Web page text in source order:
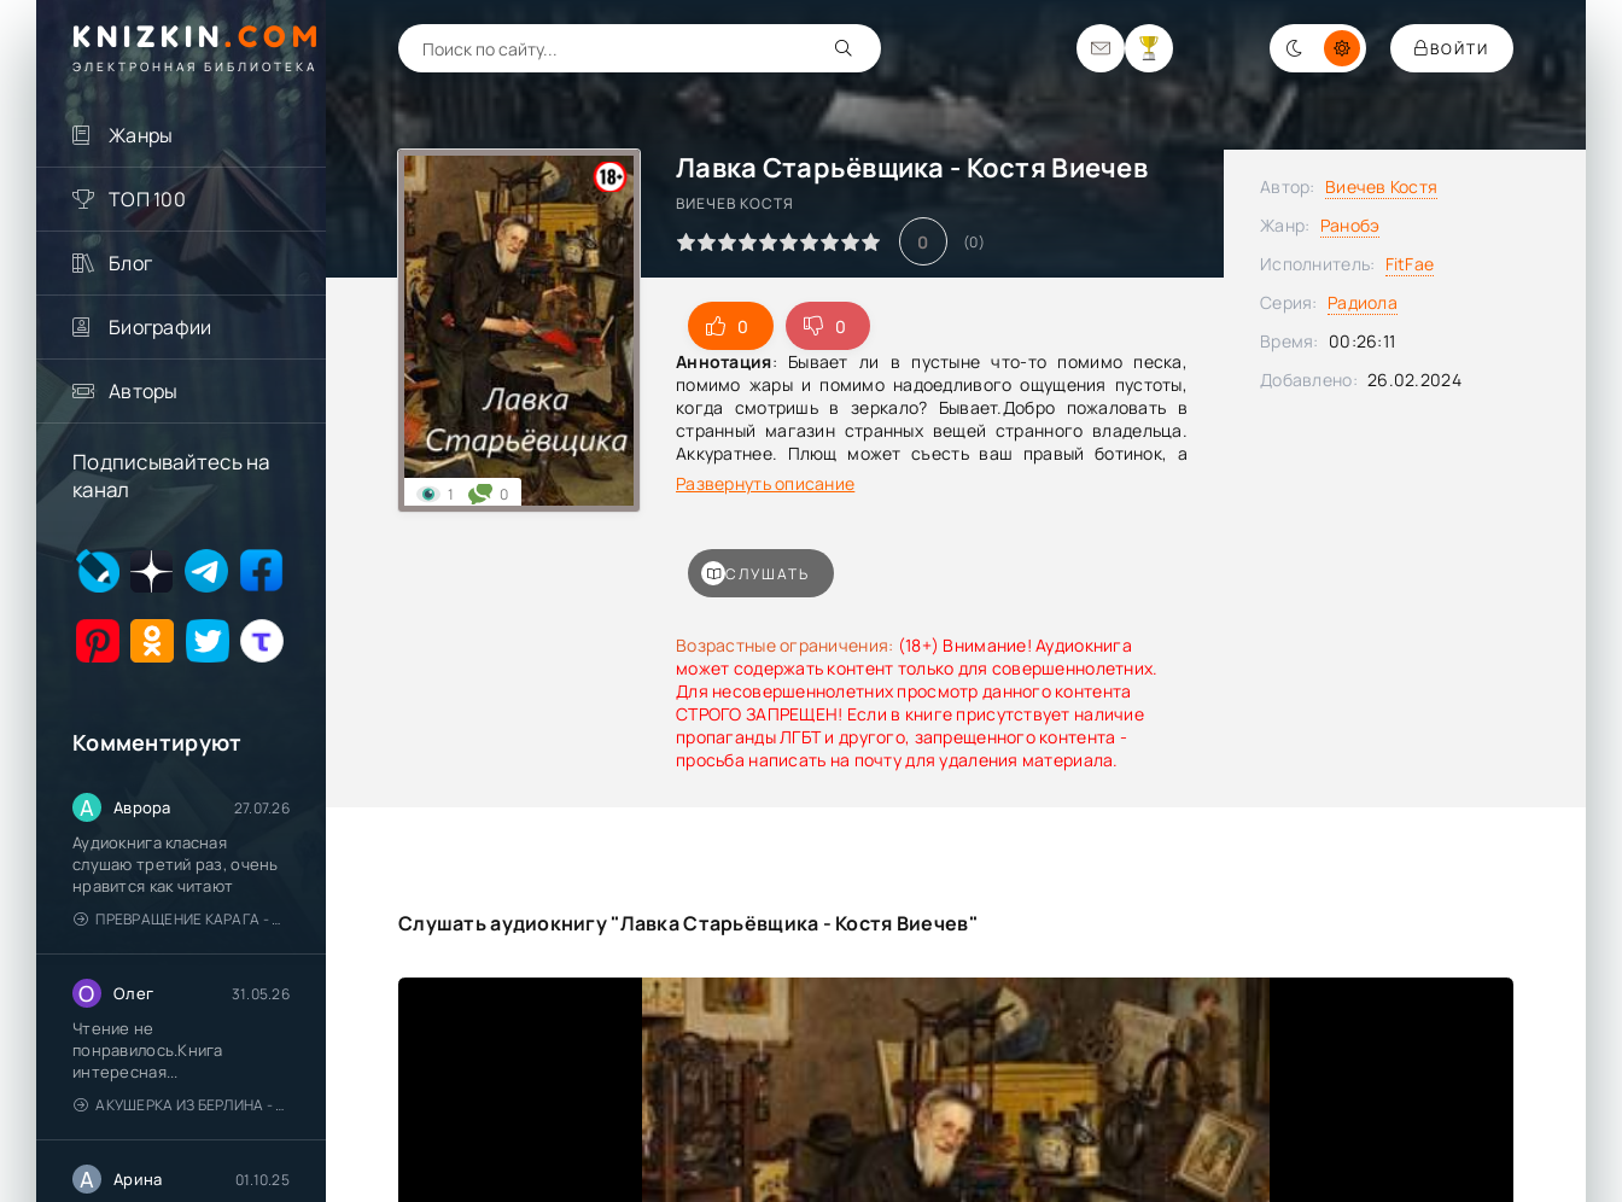
KNIZKIN. COM
ЭЛЕКТРОННАЯ БИБЛИОТЕКА
ВОЙТИ
Жанры
ТОП 100
Блог
Биографии
Авторы
Подписывайтесь на
канал
Комментируют
А Аврора 27.07.26
Аудиокнига класная
слушаю третий раз, очень
нравится как читают
ПРЕВРАЩЕНИЕ КАРАГА - КАТЯ БРАНДИС
О Олег 31.05.26
Чтение не
понравилось.Книга
интересная...
АКУШЕРКА ИЗ БЕРЛИНА - АННА СТЮАРТ
А Арина 01.10.25
Лавка Старьёвщика - Костя Виечев
ВИЕЧЕВ КОСТЯ
0 (0)
0
0
Аннотация: Бывает ли в пустыне что-то помимо песка,
помимо жары и помимо надоедливого ощущения пустоты,
когда смотришь в зеркало? Бывает.Добро пожаловать в
странный магазин странных вещей странного владельца.
Аккуратнее. Плющ может съесть ваш правый ботинок, а
шахматы сжечь весь дом.
Развернуть описание
Возрастные ограничения: (18+) Внимание! Аудиокнига
может содержать контент только для совершеннолетних.
Для несовершеннолетних просмотр данного контента
СТРОГО ЗАПРЕЩЕН! Если в книге присутствует наличие
пропаганды ЛГБТ и другого, запрещенного контента -
просьба написать на почту для удаления материала.
1 0
СЛУШАТЬ
Автор: Виечев Костя
Жанр: Ранобэ
Исполнитель: FitFae
Серия: Радиола
Время: 00:26:11
Добавлено: 26.02.2024
Слушать аудиокнигу "Лавка Старьёвщика - Костя Виечев"